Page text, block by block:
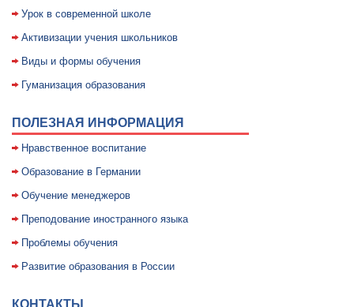
Уpок в совpеменной школе
Активизации учения школьников
Виды и формы обучения
Гуманизация образования
ПОЛЕЗНАЯ ИНФОРМАЦИЯ
Нравственное воспитание
Образование в Германии
Обучение менеджеров
Преподование иностранного языка
Проблемы обучения
Развитие образования в России
КОНТАКТЫ